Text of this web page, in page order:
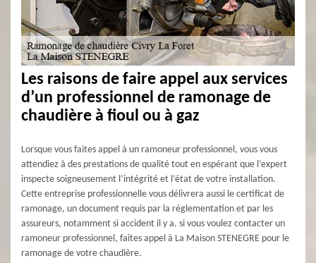
Les raisons de faire appel aux services
d’un professionnel de ramonage de
chaudière à fioul ou à gaz
Lorsque vous faites appel à un ramoneur professionnel, vous vous
attendiez à des prestations de qualité tout en espérant que l’expert
inspecte soigneusement l’intégrité et l’état de votre installation.
Cette entreprise professionnelle vous délivrera aussi le certificat de
ramonage, un document requis par la réglementation et par les
assureurs, notamment si accident il y a. si vous voulez contacter un
ramoneur professionnel, faites appel à La Maison STENEGRE pour le
ramonage de votre chaudière.